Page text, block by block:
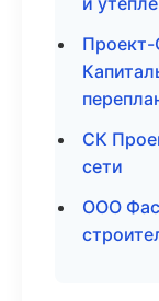
СК
сети
ООО